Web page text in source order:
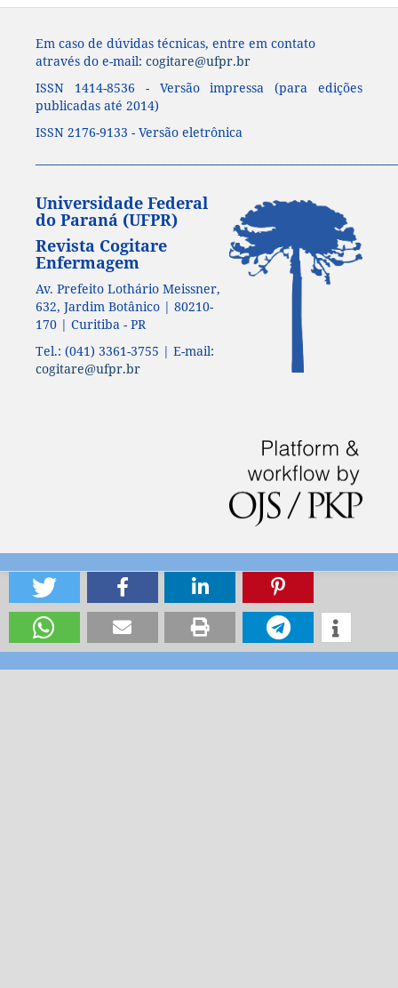
Em caso de dúvidas técnicas, entre em contato
através do e-mail: cogitare@ufpr.br
ISSN 1414-8536 - Versão impressa (para edições
publicadas até 2014)
ISSN 2176-9133 - Versão eletrônica
Universidade Federal
do Paraná (UFPR)
Revista Cogitare
Enfermagem
Av. Prefeito Lothário Meissner,
632, Jardim Botânico | 80210-
170 | Curitiba - PR
Tel.: (041) 3361-3755 | E-mail:
cogitare@ufpr.br